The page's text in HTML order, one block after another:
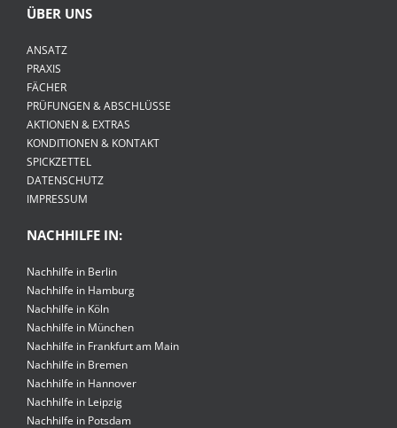
ÜBER UNS
ANSATZ
PRAXIS
FÄCHER
PRÜFUNGEN & ABSCHLÜSSE
AKTIONEN & EXTRAS
KONDITIONEN & KONTAKT
SPICKZETTEL
DATENSCHUTZ
IMPRESSUM
NACHHILFE IN:
Nachhilfe in Berlin
Nachhilfe in Hamburg
Nachhilfe in Köln
Nachhilfe in München
Nachhilfe in Frankfurt am Main
Nachhilfe in Bremen
Nachhilfe in Hannover
Nachhilfe in Leipzig
Nachhilfe in Potsdam